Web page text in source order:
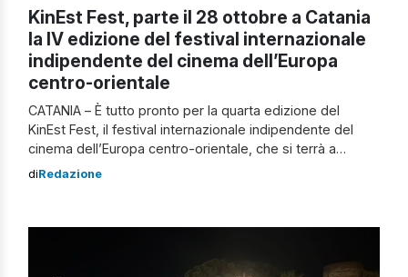
KinEst Fest, parte il 28 ottobre a Catania
la IV edizione del festival internazionale
indipendente del cinema dell’Europa
centro-orientale
CATANIA – È tutto pronto per la quarta edizione del
KinEst Fest, il festival internazionale indipendente del
cinema dell’Europa centro-orientale, che si terrà a
Catania dal 28 ottobre al 7 novembre. Le proiezioni si
contemporanee (piazzale Asia, viale Africa), dove
diRedazione